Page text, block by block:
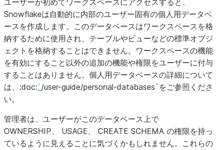
ユーザーが初めてワークスペースにアクセスすると、
Snowflakeは自動的に内部のユーザー固有の個人用データベ
ースを作成します。このデータベースはワークスペースを格
納するために使用され、テーブルやビューなどの標準オブジ
ェクトを格納することはできません。ワークスペースの機能
を有効にすること以外の追加の機能や権限をユーザーに付与
することはありません。個人用データベースの詳細について
は、:doc:`/user-guide/personal-databases`をご参照くださ
い。
管理者は、ユーザーがこのデータベース上で
OWNERSHIP、 USAGE、 CREATE SCHEMA の権限を持っ
ているように見えることに気づくかもしれません。これらの